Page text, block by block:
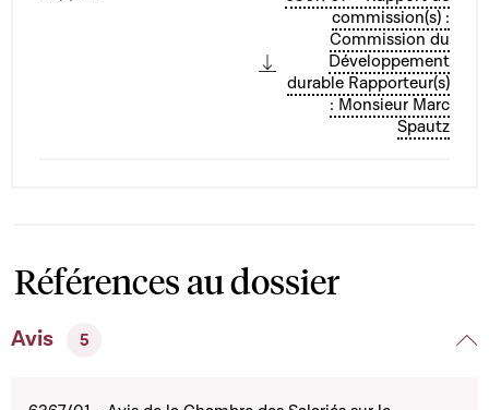
commission(s) :
Commission du
Développement
durable Rapporteur(s)
: Monsieur Marc
Spautz
Références au dossier
Avis 5